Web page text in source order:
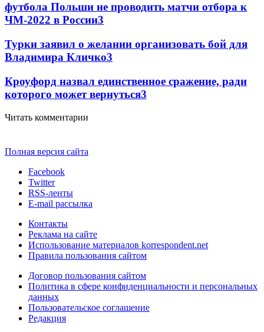
футбола Польши не проводить матчи отбора к
ЧМ-2022 в России3
Турки заявил о желании организовать бой для
Владимира Кличко3
Кроуфорд назвал единственное сражение, ради
которого может вернуться3
Читать комментарии
Полная версия сайта
Facebook
Twitter
RSS-ленты
E-mail рассылка
Контакты
Реклама на сайте
Использование материалов korrespondent.net
Правила пользования сайтом
Договор пользования сайтом
Политика в сфере конфиденциальности и персональных
данных
Пользовательское соглашение
Редакция